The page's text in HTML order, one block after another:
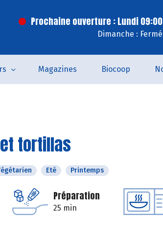
Prochaine ouverture : Lundi 09:00
Dimanche : Fermé
Magazines Biocoop
tortillas
Eté Printemps
Préparation
25 min